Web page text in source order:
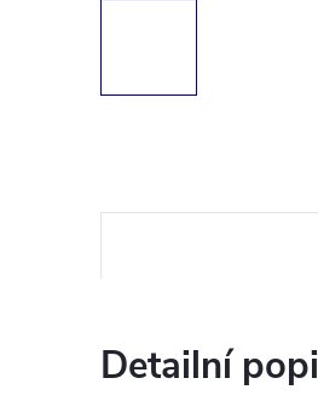
Detailní